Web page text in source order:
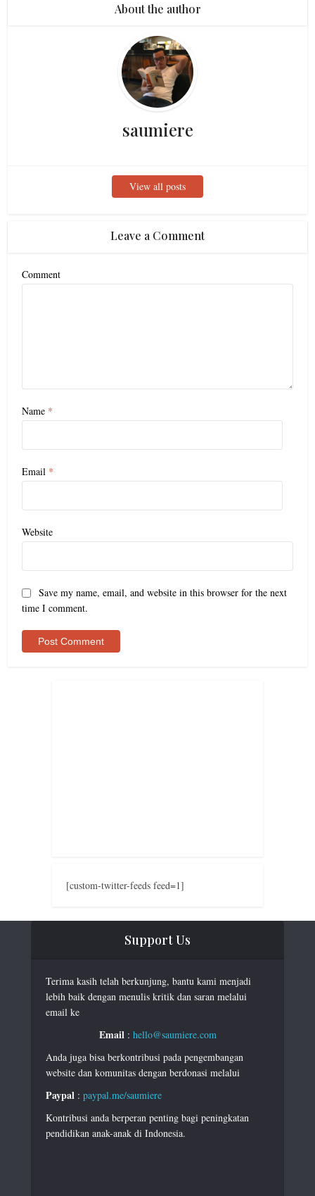
About the author
saumiere
View all posts
Leave a Comment
Comment
Name *
Email *
Website
Save my name, email, and website in this browser for the next
time I comment.
[custom-twitter-feeds feed=1]
Support Us
Terima kasih telah berkunjung, bantu kami menjadi
lebih baik dengan menulis kritik dan saran melalui
email ke
Email: hello@saumiere.com
Anda juga bisa berkontribusi pada pengembangan
website dan komunitas dengan berdonasi melalui
Paypal : paypal.me/saumiere
Kontribusi anda berperan penting bagi peningkatan
pendidikan anak-anak di Indonesia.